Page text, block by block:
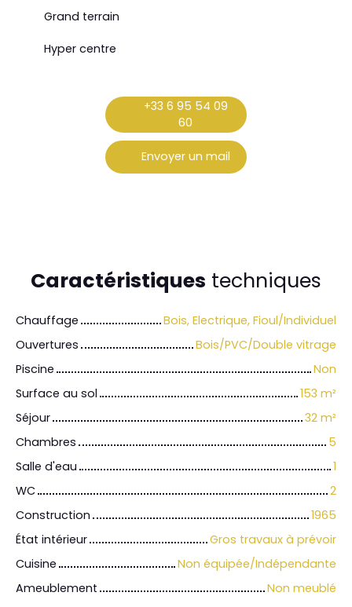
Grand terrain
Hyper centre
+33 6 95 54 09
60
Envoyer un mail
Caractéristiques techniques
Chauffage
Bois, Electrique, Fioul/Individuel
Ouvertures
Bois/PVC/Double vitrage
Piscine
Non
Surface au sol
153 m²
Séjour
32 m²
Chambres
5
Salle d'eau
1
WC
2
Construction
1965
État intérieur
Gros travaux à prévoir
Cuisine
Non équipée/Indépendante
Ameublement
Non meublé